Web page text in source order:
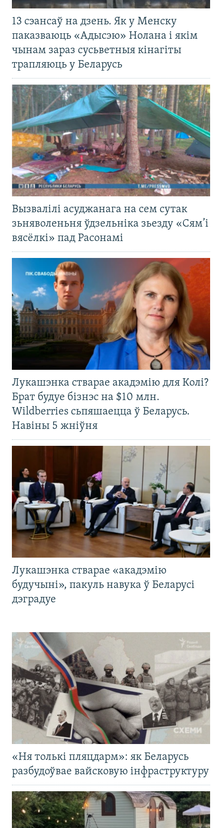
13 сэансаў на дзень. Як у Менску
паказваюць «Адысэю» Нолана і якім
чынам зараз сусьветныя кінагіты
трапляюць у Беларусь
Вызвалілі асуджанага на сем сутак
зьняволеньня ўдзельніка зьезду «Сям’і
вясёлкі» пад Расонамі
Лукашэнка стварае акадэмію для Колі?
Брат будуе бізнэс на $10 млн.
Wildberries сьпяшаецца ў Беларусь.
Навіны 5 жніўня
Лукашэнка стварае «акадэмію
будучыні», пакуль навука ў Беларусі
дэградуе
«Ня толькі пляцдарм»: як Беларусь
разбудоўвае вайсковую інфраструктуру